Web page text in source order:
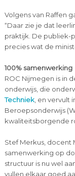
Volgens van Raffen
“Daar zie je dat
praktijk. De publiek-
precies wat de
100% samenwerking
ROC Nijmegen is in
onderwijs, die
Techniek, en vervult
Beroepsonderwijs
kwaliteitsborgende
Stef Merkus, docent
samenwerking op
structuur is nu wel
vullen elkaar goed